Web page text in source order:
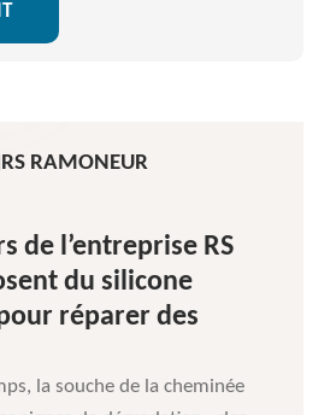
RS RAMONEUR
de l’entreprise RS
du silicone
réparer des
la souche de la cheminée